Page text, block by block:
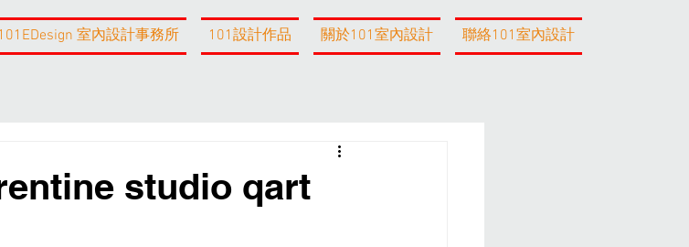
101EDesign 室內設計事務所 101設計作品 關於101室內設計 聯絡101室內設計
studio qart